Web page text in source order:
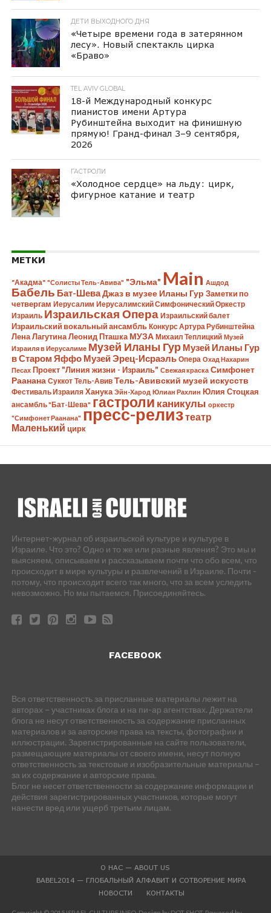
ДЕТИ ВЫХОДНОГО ДНЯ
«Четыре времени года в затерянном
лесу». Новый спектакль цирка
«Браво»
TEL AVIV GLOBAL
18-й Международный конкурс
пианистов имени Артура
Рубинштейна выходит на финишную
прямую! Гранд-финал 3–9 сентября,
2026
ГАСТРОЛИ
«Холодное сердце» на льду: цирк,
фигурное катание и театр
МЕТКИ
"Акадма" "Солисты Тель-Авива" "Эльма" Main Ашдод
Бабель Бат-ШеваДжаз в музее Иланы Гур Заметки по
четвергам Иерусалим Иерусалимский Симфонический Оркестр
Израиль Израильская Опера Израильский балет
Израильский вокальный ансамбль Конкурс Артура Рубинштейна
Лена Лагутина Леонид Пташка МУЗА Михаил Теплицкий Музей
Израиля в Иерусалиме Музей Иланы Гур Музей Иланы Гур
в Старом Яффо Музей Эрец-Исраэль Опера Охад Нахарин
Песах Проект "Линия жизни - Израиль" Свежая краска Симфонет
Раанана Суккот Тель-Авив Тель-Авивский музей искусств
Фестиваль Израиля Ханука Эйн-Харод Юлиан Рахлин Юлия Стоцкая
ансамбль "Бат-Шева" гастроли каникулы оркестр
"Симфонет Раанана" пресс-релизтеатр
Маленький цирк
Интернет-журнал об израильской культуре и культуре в
Израиле. Что это? Одно и то же или разные явления? Это мы и
выясняем, описываем и рассказываем почти что обо всем, что
происходит в мире культуры и развлечений в Израиле. Почти -
потому, что происходит всего так много, что за всем уследить
невозможно. Но мы пытаемся. Присоединяйтесь.
FACEBOOK
Вся ответственность за присланные материалы лежит на
авторах – участниках блога и на пи-ар агентствах. Держатели
блога не несут ответственность за содержание присланных
материалов и за авторские права на тексты, фотографии и
иллюстрации. Зарегистрированные на сайте пользователи,
размещающие материалы от своего имени, несут полную
ответственность за текстовые и изобразительные материалы –
за их содержание и авторские права.
Блог не несет ответственности за содержание информации и
действия зарегистрированных участников, которые могут
нанести вред или ущерб третьим лицам.
О НАС — ABOUT US
BABEL2014 — ГЛОБАЛЬНЫЙ АЛФАВИТ И СОТВОРЕНИЕ МИРА
НОВОСТИ
КОНТАКТЫ